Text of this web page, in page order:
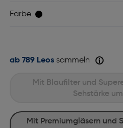
Farbe
ab 789 Leossammeln
Mit Premiumgläsern und Superentspiegelung in
Mit Blaufilter und Superentspiegelung, ohne
Sehstärke um